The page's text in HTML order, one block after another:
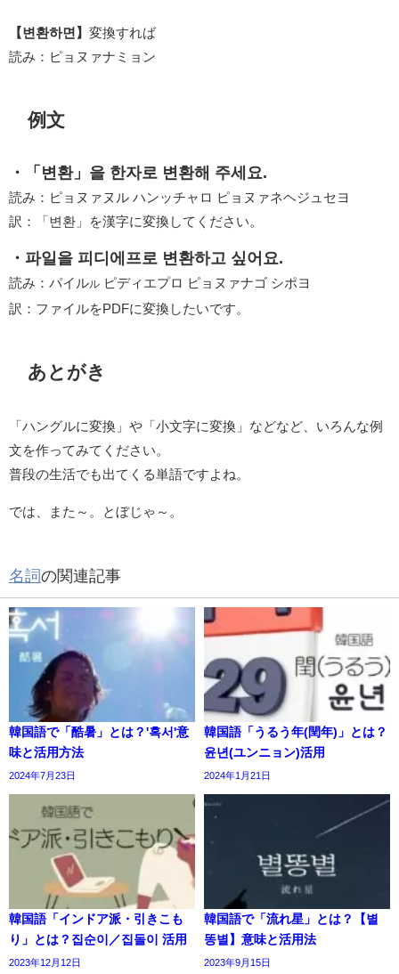
【변환하면】 変換すれば
読み：ピョヌァナミョン
例文
・「변환」을 한자로 변환해 주세요.
読み：ピョヌァヌル ハンッチャロ ピョヌァネヘジュセヨ
訳：「변환」を漢字に変換してください。
・파일을 피디에프로 변환하고 싶어요.
読み：パイルル ピディエプロ ピョヌァナゴ シポヨ
訳：ファイルをPDFに変換したいです。
あとがき
「ハングルに変換」や「小文字に変換」などなど、いろんな例
文を作ってみてください。
普段の生活でも出てくる単語ですよね。
では、また～。とぼじゃ～。
名詞の関連記事
韓国語で「酷暑」とは？'혹서'意
味と活用方法
2024年7月23日
韓国語「うるう年(閏年)」とは？
윤년(ユンニョン)活用
2024年1月21日
韓国語「インドア派・引きこも
り」とは？집순이／집돌이 活用
2023年12月12日
韓国語で「流れ星」とは？【별
똥별】意味と活用法
2023年9月15日